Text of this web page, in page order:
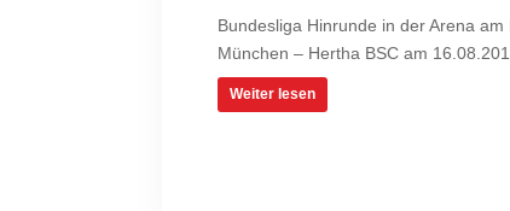
Bundesliga Hinrunde in der Arena
München – Hertha BSC am
Weiter lesen